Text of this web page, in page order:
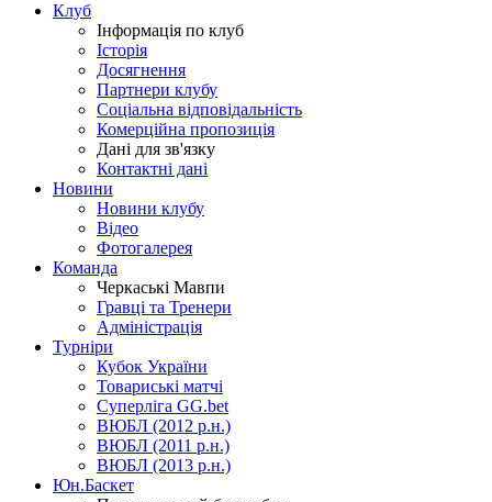
Клуб
Інформація по клуб
Історія
Досягнення
Партнери клубу
Соціальна відповідальність
Комерційна пропозиція
Дані для зв'язку
Контактні дані
Новини
Новини клубу
Відео
Фотогалерея
Команда
Черкаські Мавпи
Гравці та Тренери
Адміністрація
Турніри
Кубок України
Товариські матчі
Суперліга GG.bet
ВЮБЛ (2012 р.н.)
ВЮБЛ (2011 р.н.)
ВЮБЛ (2013 р.н.)
Юн.Баскет